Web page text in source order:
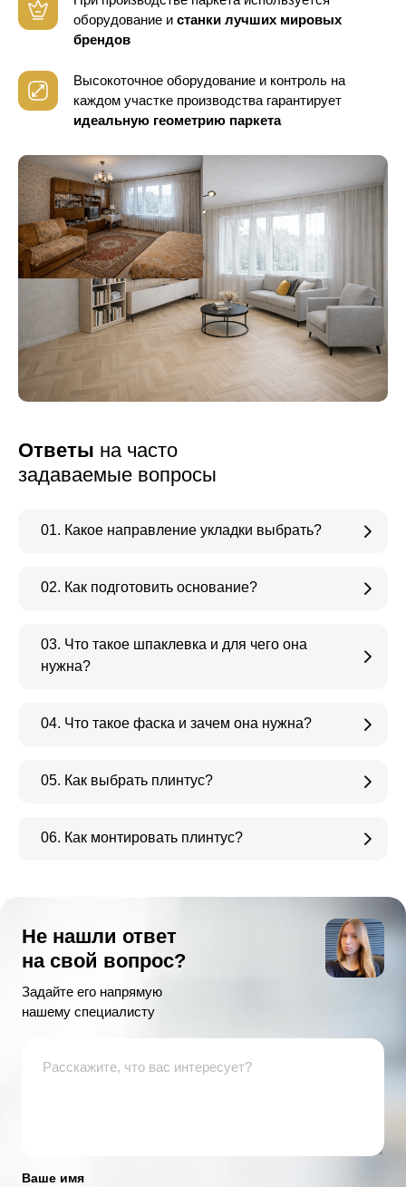
оборудование и станки лучших мировых
брендов
Высокоточное оборудование и контроль на
каждом участке производства гарантирует
идеальную геометрию паркета
Ответы на часто
задаваемые вопросы
01. Какое направление укладки выбрать?
02. Как подготовить основание?
03. Что такое шпаклевка и для чего она
нужна?
04. Что такое фаска и зачем она нужна?
05. Как выбрать плинтус?
06. Как монтировать плинтус?
Не нашли ответ
на свой вопрос?
Задайте его напрямую
нашему специалисту
Ваше имя